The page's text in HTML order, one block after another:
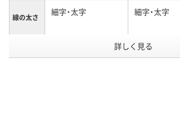
線の太さ 細字・太字 細字・太字
詳しく見る